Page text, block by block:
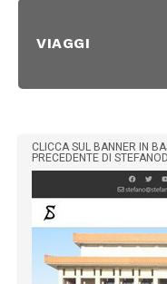
VIAGGI
CLICCA SUL BANNER IN
PRECEDENTE DI